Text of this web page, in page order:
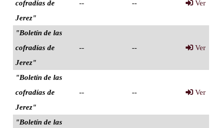
cofradías de
Jerez"
-- -- Ver
"Boletín de las
cofradías de
Jerez"
-- -- Ver
"Boletín de las
cofradías de
Jerez"
-- -- Ver
"Boletín de las